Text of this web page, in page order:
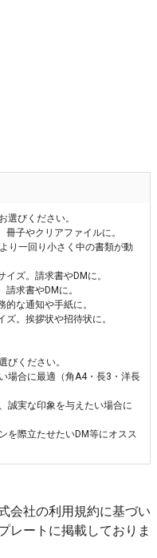
選びください。
子やクリアファイルに。
り一回り小さく中の書類が動
ズ。請求書やDMに。
求書やDMに。
的な通知や手紙に。
ズ。挨拶状や招待状に。
びください。
場合に最適（角A4・長3・洋長
誠実な印象を与えたい場合に
を際立たせたいDM等にオスス
会社の利用規約に基づい
レートに掲載しておりま